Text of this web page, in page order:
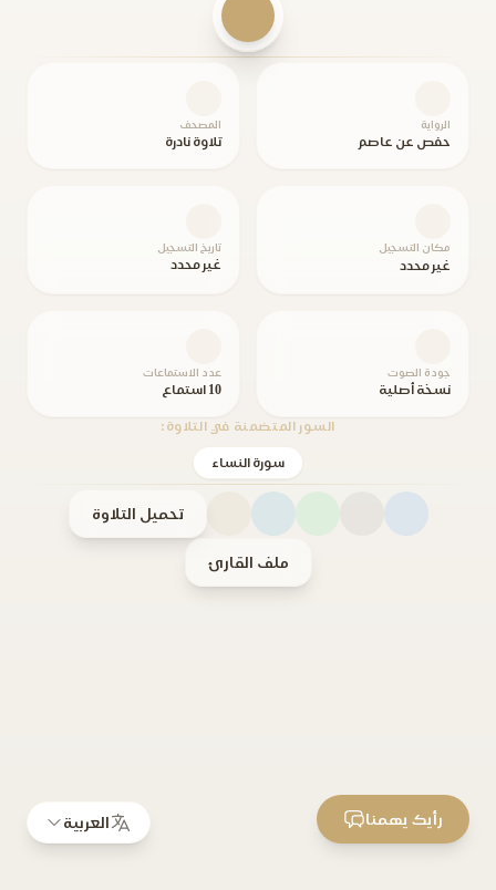
الرواية
حفص عن عاصم
المصحف
تلاوة نادرة
مكان التسجيل
غير محدد
تاريخ التسجيل
غير محدد
جودة الصوت
نسخة أصلية
عدد الاستماعات
10 استماع
السور المتضمنة في التلاوة:
سورة النساء
تحميل التلاوة
ملف القارئ
العربية رأيك يهمنا